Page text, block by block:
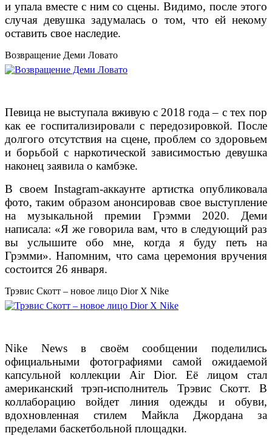
и упала вместе с ним со сцены. Видимо, после этого
случая девушка задумалась о том, что ей некому
оставить свое наследие.
Возвращение Деми Ловато
Певица не выступала вживую с 2018 года – с тех пор
как ее госпитализировали с передозировкой. После
долгого отсутствия на сцене, проблем со здоровьем
и борьбой с наркотической зависимостью девушка
наконец заявила о камбэке.
В своем Instagram-аккаунте артистка опубликовала
фото, таким образом анонсировав свое выступление
на музыкальной премии Грэмми 2020. Деми
написала: «Я же говорила вам, что в следующий раз
вы услышите обо мне, когда я буду петь на
Грэмми». Напомним, что сама церемония вручения
состоится 26 января.
Трэвис Скотт – новое лицо Dior X Nike
Nike News в своём сообщении поделились
официальными фотографиями самой ожидаемой
капсульной коллекции Air Dior. Её лицом стал
американский трэп-исполнитель Трэвис Скотт. В
коллаборацию войдет линия одежды и обуви,
вдохновленная стилем Майкла Джордана за
пределами баскетбольной площадки.